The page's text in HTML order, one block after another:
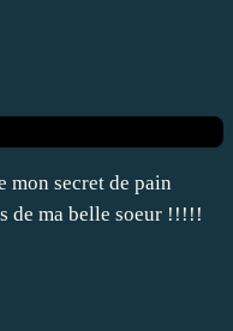
mon secret de pain
de ma belle soeur !!!!!